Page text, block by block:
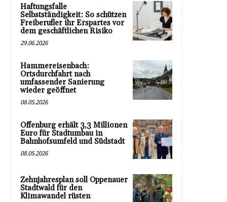
Haftungsfalle
Selbstständigkeit: So schützen
Freiberufler ihr Erspartes vor
dem geschäftlichen Risiko
29.06.2026
Hammereisenbach:
Ortsdurchfahrt nach
umfassender Sanierung
wieder geöffnet
08.05.2026
Offenburg erhält 3,3 Millionen
Euro für Stadtumbau in
Bahnhofsumfeld und Südstadt
08.05.2026
Zehnjahresplan soll Oppenauer
Stadtwald für den
Klimawandel rüsten